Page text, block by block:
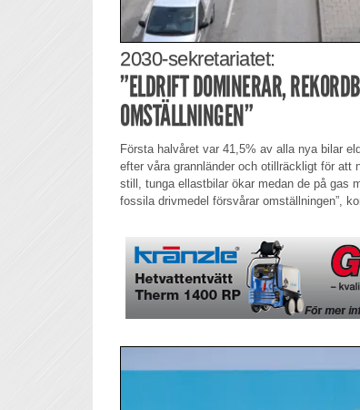
2030-sekretariatet:
”ELDRIFT DOMINERAR,
OMSTÄLLNINGEN”
Första halvåret var 41,5% av alla nya bilar
efter våra grannländer och otillräckligt för
still, tunga ellastbilar ökar medan de på gas
fossila drivmedel försvårar omställningen”,